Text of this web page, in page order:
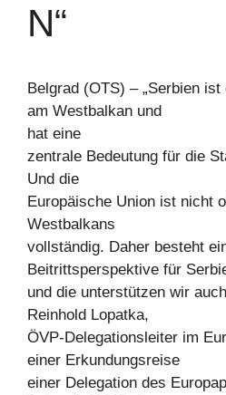
N“
Belgrad (OTS) – „Serbien
am Westbalkan und
hat eine
zentrale Bedeutung für die
Und die
Europäische Union ist nicht
Westbalkans
vollständig. Daher besteht
Beitrittsperspektive für
und die unterstützen wir
Reinhold Lopatka,
ÖVP-Delegationsleiter im
einer Erkundungsreise
einer Delegation des